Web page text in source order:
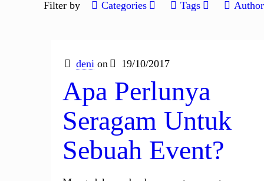
Filter by Categories Tags
deni on 19/10/2017
Apa Perlunya
Seragam Untuk
Sebuah Event?